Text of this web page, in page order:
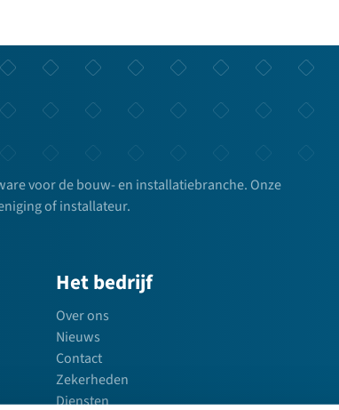
voor de bouw- en installatiebranche. Onze
of installateur.
Het bedrijf
Over ons
Nieuws
Contact
Zekerheden
Diensten